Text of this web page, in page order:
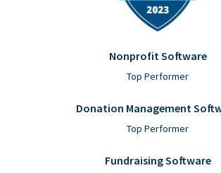
Nonprofit Software
Top Performer
Donation Management
Top Performer
Fundraising Software